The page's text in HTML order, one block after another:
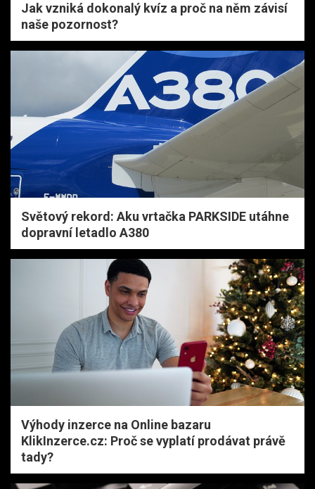
Jak vzniká dokonalý kvíz a proč na něm závisí
naše pozornost?
Světový rekord: Aku vrtačka PARKSIDE utáhne
dopravní letadlo A380
Výhody inzerce na Online bazaru
KlikInzerce.cz: Proč se vyplatí prodávat právě
tady?